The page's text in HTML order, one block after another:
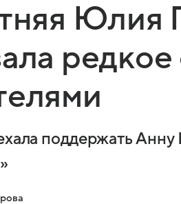
Юлия
поддержать Анну